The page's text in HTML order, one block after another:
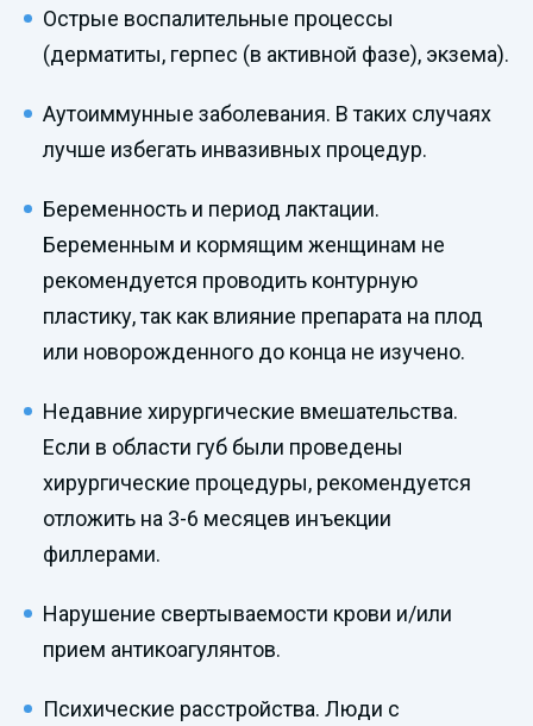
Острые воспалительные процессы
(дерматиты, герпес (в активной фазе), экзема).
Аутоиммунные заболевания. В таких случаях
лучше избегать инвазивных процедур.
Беременность и период лактации.
Беременным и кормящим женщинам не
рекомендуется проводить контурную
пластику, так как влияние препарата на плод
или новорожденного до конца не изучено.
Недавние хирургические вмешательства.
Если в области губ были проведены
хирургические процедуры, рекомендуется
отложить на 3-6 месяцев инъекции
филлерами.
Нарушение свертываемости крови и/или
прием антикоагулянтов.
Психические расстройства. Люди с